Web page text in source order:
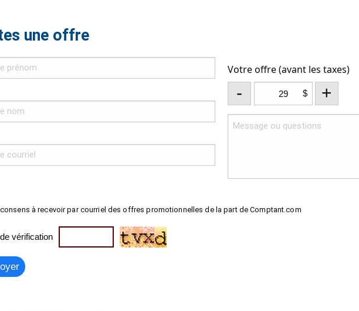
une offre
Votre offre (avant les taxes)
- $ +
à recevoir par courriel des offres promotionnelles de la part de Comptant.com
vérification